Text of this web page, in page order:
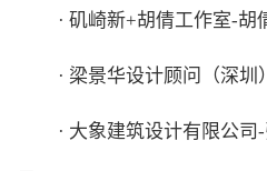
· 矶崎新+胡倩工作室-胡
· 梁景华设计顾问（深
· 大象建筑设计有限公司